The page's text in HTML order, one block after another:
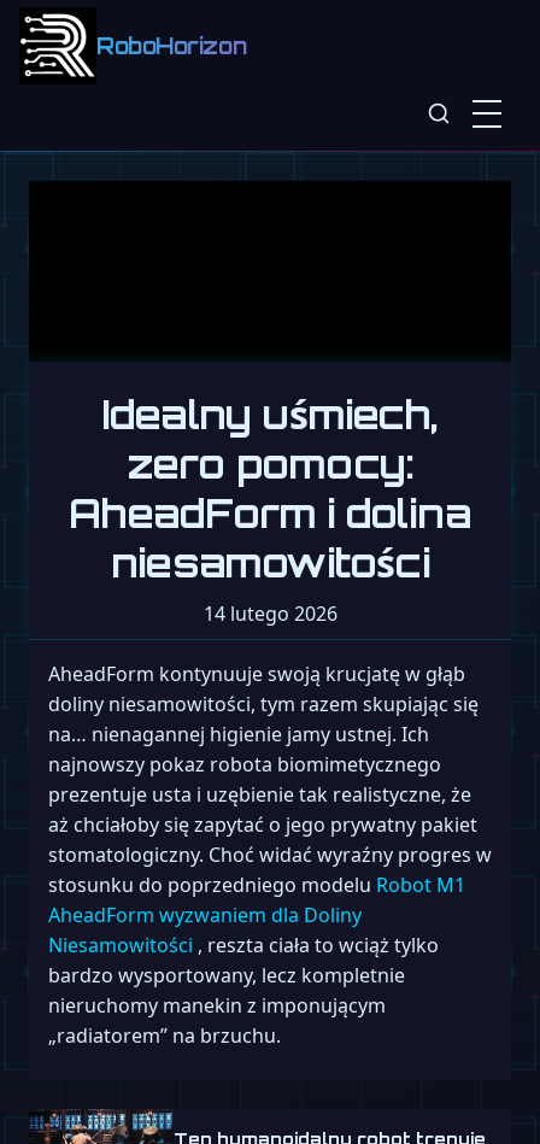
RoboHorizon
Idealny uśmiech,
zero pomocy:
AheadForm i dolina
niesamowitości
14 lutego 2026
AheadForm kontynuuje swoją krucjatę w głąb
doliny niesamowitości, tym razem skupiając się
na… nienagannej higienie jamy ustnej. Ich
najnowszy pokaz robota biomimetycznego
prezentuje usta i uzębienie tak realistyczne, że
aż chciałoby się zapytać o jego prywatny pakiet
stomatologiczny. Choć widać wyraźny progres w
stosunku do poprzedniego modelu Robot M1
AheadForm wyzwaniem dla Doliny
Niesamowitości , reszta ciała to wciąż tylko
bardzo wysportowany, lecz kompletnie
nieruchomy manekin z imponującym
„radiatorem” na brzuchu.
Ten humanoidalny robot trenuje